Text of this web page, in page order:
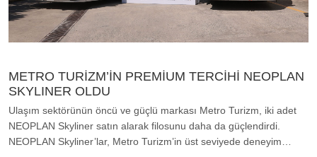
METRO TURİZM’İN PREMİUM TERCİHİ NEOPLAN
SKYLINER OLDU
Ulaşım sektörünün öncü ve güçlü markası Metro Turizm, iki adet
NEOPLAN Skyliner satın alarak filosunu daha da güçlendirdi.
NEOPLAN Skyliner’lar, Metro Turizm’in üst seviyede deneyim…